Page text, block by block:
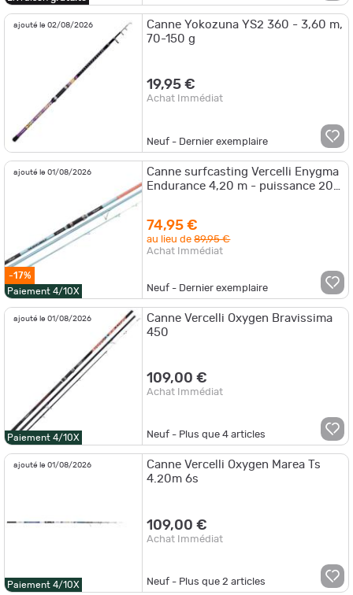
ajouté le 02/08/2026
Canne Yokozuna YS2 360 - 3,60 m,
70-150 g
19,95 €
Achat Immédiat
Neuf - Dernier exemplaire
ajouté le 01/08/2026
-17%
Paiement 4/10X
Canne surfcasting Vercelli Enygma
Endurance 4,20 m - puissance 200
74,95 €
au lieu de89,95 €
Achat Immédiat
Neuf - Dernier exemplaire
ajouté le 01/08/2026
Paiement 4/10X
Canne Vercelli Oxygen Bravissima
450
109,00 €
Achat Immédiat
Neuf - Plus que4 articles
ajouté le 01/08/2026
Paiement 4/10X
Canne Vercelli Oxygen Marea Ts
4.20m 6s
109,00 €
Achat Immédiat
Neuf - Plus que2 articles